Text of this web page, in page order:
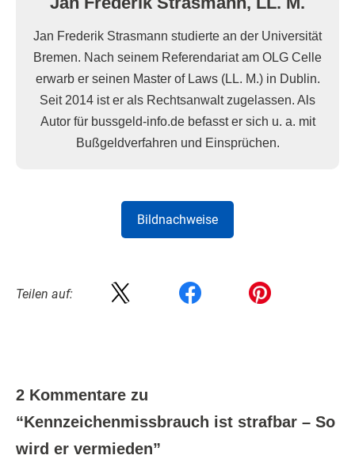
Jan Frederik Strasmann studierte an der Universität
Bremen. Nach seinem Referendariat am OLG Celle
erwarb er seinen Master of Laws (LL. M.) in Dublin.
Seit 2014 ist er als Rechtsanwalt zugelassen. Als
Autor für bussgeld-info.de befasst er sich u. a. mit
Bußgeldverfahren und Einsprüchen.
Bildnachweise
Teilen auf:
2 Kommentare zu
“Kennzeichenmissbrauch ist strafbar – So
wird er vermieden”